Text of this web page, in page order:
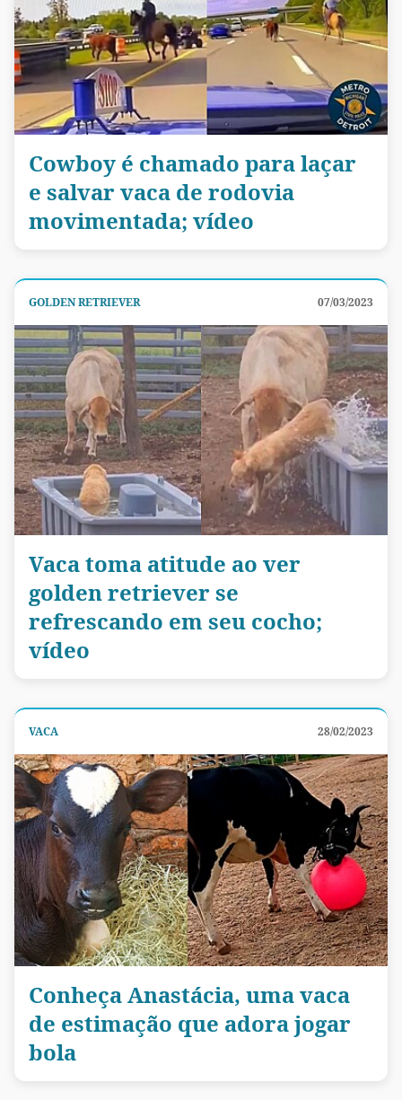
Cowboy é chamado para laçar
e salvar vaca de rodovia
movimentada; vídeo
GOLDEN RETRIEVER 07/03/2023
Vaca toma atitude ao ver
golden retriever se
refrescando em seu cocho;
vídeo
VACA 28/02/2023
Conheça Anastácia, uma vaca
de estimação que adora jogar
bola